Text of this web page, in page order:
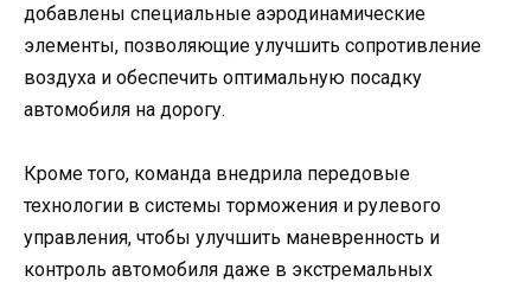
добавлены специальные аэродинамические
элементы, позволяющие улучшить сопротивление
воздуха и обеспечить оптимальную посадку
автомобиля на дорогу.
Кроме того, команда внедрила передовые
технологии в системы торможения и рулевого
управления, чтобы улучшить маневренность и
контроль автомобиля даже в экстремальных